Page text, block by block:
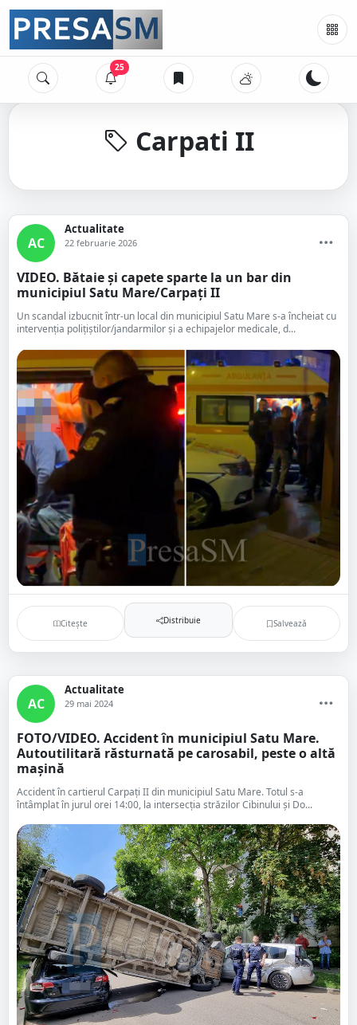
25
Carpati II
AC
Actualitate
22 februarie 2026
VIDEO. Bătaie și capete sparte la un bar din
municipiul Satu Mare/Carpați II
Un scandal izbucnit într-un local din municipiul Satu Mare s-a încheiat cu
intervenția polițiștilor/jandarmilor și a echipajelor medicale, d...
Citește Distribuie Salvează
AC
Actualitate
29 mai 2024
FOTO/VIDEO. Accident în municipiul Satu Mare.
Autoutilitară răsturnată pe carosabil, peste o altă
mașină
Accident în cartierul Carpați II din municipiul Satu Mare. Totul s-a
întâmplat în jurul orei 14:00, la intersecția străzilor Cibinului și Do...